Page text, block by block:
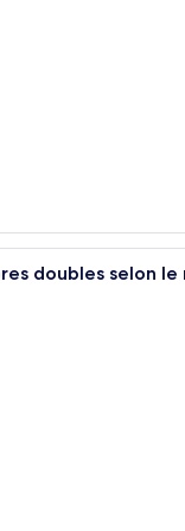
Une cuisine
doubles selon